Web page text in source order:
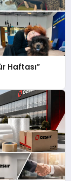
Haftası”